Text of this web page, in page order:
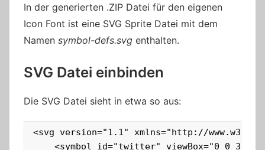
In der generierten .ZIP Datei für den eigenen
Icon Font ist eine SVG Sprite Datei mit dem
Namen symbol-defs.svg enthalten.
SVG Datei einbinden
Die SVG Datei sieht in etwa so aus:
<svg version="1.1" xmlns="http://
<symbol id="twitter" viewBox="0 0 30